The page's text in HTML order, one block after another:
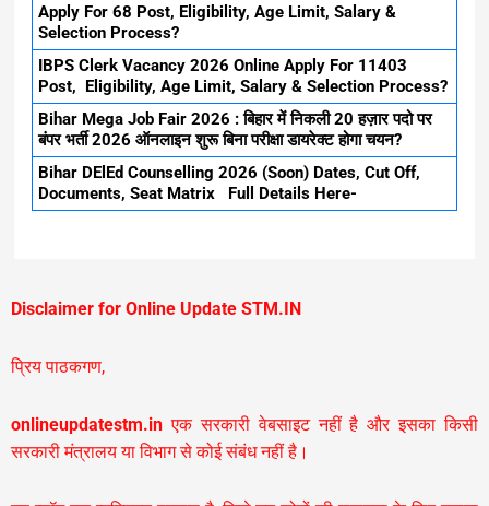
Apply For 68 Post, Eligibility, Age Limit, Salary &
Selection Process?
IBPS Clerk Vacancy 2026 Online Apply For 11403
Post, Eligibility, Age Limit, Salary & Selection Process?
Bihar Mega Job Fair 2026 : बिहार में निकली 20 हज़ार पदो पर
बंपर भर्ती 2026 ऑनलाइन शुरू बिना परीक्षा डायरेक्ट होगा चयन?
Bihar DElEd Counselling 2026 (Soon) Dates, Cut Off,
Documents, Seat Matrix Full Details Here-
Disclaimer for Online Update STM.IN
प्रिय पाठकगण,
onlineupdatestm.in एक सरकारी वेबसाइट नहीं है और इसका किसी
सरकारी मंत्रालय या विभाग से कोई संबंध नहीं है।